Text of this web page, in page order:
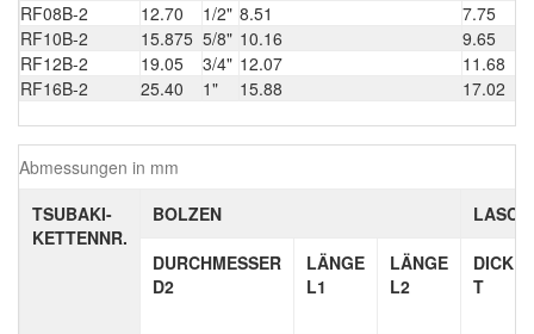
RF08B-2
12.70 1/2" 8.51
7.75
RF10B-2
15.875 5/8" 10.16
9.65
RF12B-2
19.05 3/4" 12.07
11.68
RF16B-2
25.40 1" 15.88 17.02
Abmessungen in mm
TSUBAKI-
KETTENNR.
BOLZEN
DURCHMESSER
D2
LÄNGE
L1
LÄNGE
L2
DICKE
T